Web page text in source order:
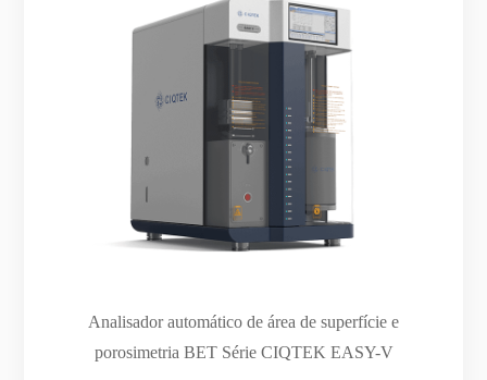
Analisador automático de área de superfície e
porosimetria BET Série CIQTEK EASY-V